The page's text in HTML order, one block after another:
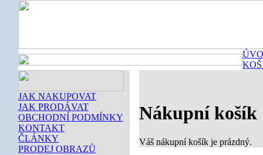
JAK NAKUPOVAT
JAK PRODÁVAT
OBCHODNÍ PODMÍNKY
KONTAKT
ČLÁNKY
PRODEJ OBRAZŮ
Nákupní košík
Váš nákupní košík je prázdný.